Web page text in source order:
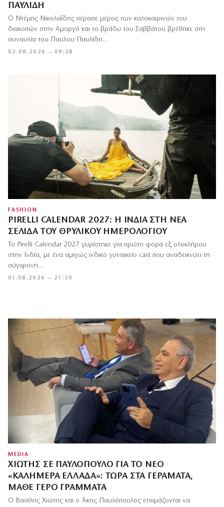
ΠΑΥΛΊΔΗ
02.08.2026 — 09:28
Ο Ντέμης Νικολαΐδης πέρασε μέρος των καλοκαιρινών του
διακοπών στην Αμοργό και το βράδυ του Σαββάτου βρέθηκε στη
συναυλία του Παύλου Παυλίδη…
FASHION
PIRELLI CALENDAR 2027: Η ΙΝΔΊΑ ΣΤΗ ΝΈΑ
ΣΕΛΊΔΑ ΤΟΥ ΘΡΥΛΙΚΟΎ ΗΜΕΡΟΛΟΓΊΟΥ
01.08.2026 — 21:30
Το Pirelli Calendar 2027 γυρίστηκε για πρώτη φορά εξ ολοκλήρου
στην Ινδία, με ένα αμιγώς ινδικό γυναικείο cast που αναδεικνύει τη
σύγχρονη…
MEDIA
ΧΙΏΤΗΣ ΣΕ ΠΑΥΛΌΠΟΥΛΟ ΓΙΑ ΤΟ ΝΈΟ
«ΚΑΛΗΜΈΡΑ ΕΛΛΆΔΑ»: ΤΏΡΑ ΣΤΑ ΓΕΡΆΜΑΤΑ,
ΜΆΘΕ ΓΈΡΟ ΓΡΆΜΜΑΤΑ
Ο Βασίλης Χιώτης και ο Άκης Παυλόπουλος ετοιμάζονται να